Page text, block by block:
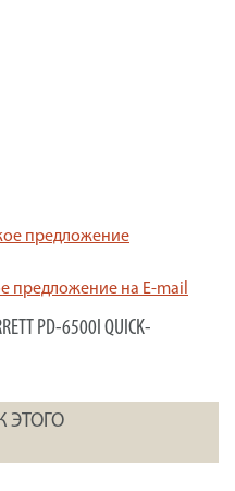
предложение
предложение на E-mail
PD-6500I QUICK-
ЭТОГО